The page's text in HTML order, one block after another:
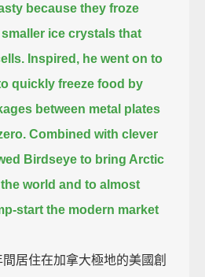
because they froze
ice crystals that
Inspired, he went on to
quickly freeze food by
between metal plates
Combined with clever
Birdseye to bring Arctic
world and to almost
start the modern market
居住在加拿大極地的美國創